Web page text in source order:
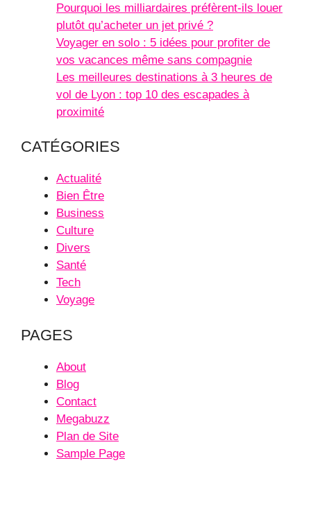
Pourquoi les milliardaires préfèrent-ils louer
plutôt qu’acheter un jet privé ?
Voyager en solo : 5 idées pour profiter de
vos vacances même sans compagnie
Les meilleures destinations à 3 heures de
vol de Lyon : top 10 des escapades à
proximité
CATÉGORIES
Actualité
Bien Être
Business
Culture
Divers
Santé
Tech
Voyage
PAGES
About
Blog
Contact
Megabuzz
Plan de Site
Sample Page